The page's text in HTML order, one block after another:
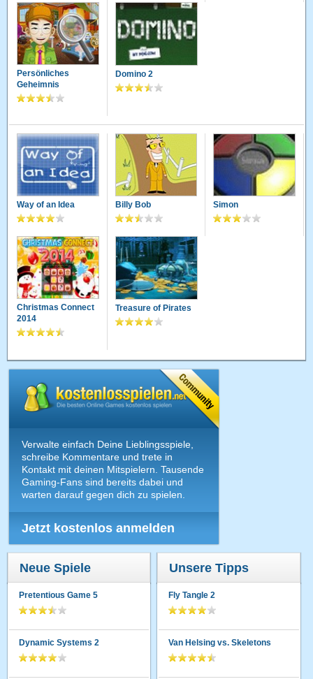
Persönliches
Geheimnis
Domino 2
Way of an Idea Billy Bob Simon
Christmas Connect
2014
Treasure of Pirates
Verwalte einfach Deine Lieblingsspiele,
schreibe Kommentare und trete in
Kontakt mit deinen Mitspielern. Tausende
Gaming-Fans sind bereits dabei und
warten darauf gegen dich zu spielen.
Jetzt kostenlos anmelden
Neue Spiele
Pretentious Game 5
Dynamic Systems 2
Unsere Tipps
Fly Tangle 2
Van Helsing vs. Skeletons